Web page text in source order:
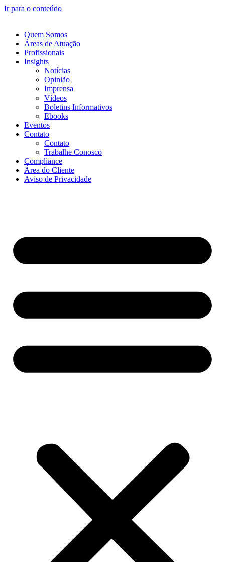
Ir para o conteúdo
Quem Somos
Áreas de Atuação
Profissionais
Insights
Notícias
Opinião
Imprensa
Vídeos
Boletins Informativos
Ebooks
Eventos
Contato
Contato
Trabalhe Conosco
Compliance
Área do Cliente
Aviso de Privacidade